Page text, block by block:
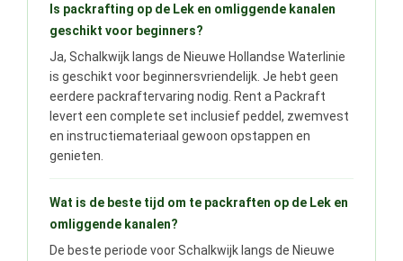
Is packrafting op de Lek en omliggende kanalen
geschikt voor beginners?
Ja, Schalkwijk langs de Nieuwe Hollandse Waterlinie
is geschikt voor beginnersvriendelijk. Je hebt geen
eerdere packraftervaring nodig. Rent a Packraft
levert een complete set inclusief peddel, zwemvest
en instructiemateriaal gewoon opstappen en
genieten.
Wat is de beste tijd om te packraften op de Lek en
omliggende kanalen?
De beste periode voor Schalkwijk langs de Nieuwe